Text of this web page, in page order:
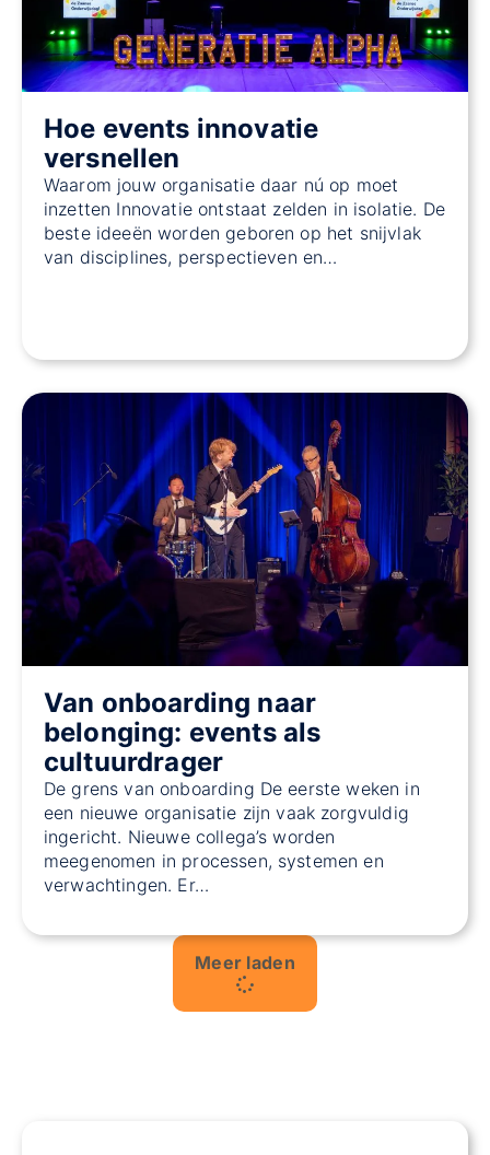
Hoe events innovatie
versnellen
Waarom jouw organisatie daar nú op moet
inzetten Innovatie ontstaat zelden in isolatie. De
beste ideeën worden geboren op het snijvlak
van disciplines, perspectieven en…
Van onboarding naar
belonging: events als
cultuurdrager
De grens van onboarding De eerste weken in
een nieuwe organisatie zijn vaak zorgvuldig
ingericht. Nieuwe collega’s worden
meegenomen in processen, systemen en
verwachtingen. Er…
Meer laden